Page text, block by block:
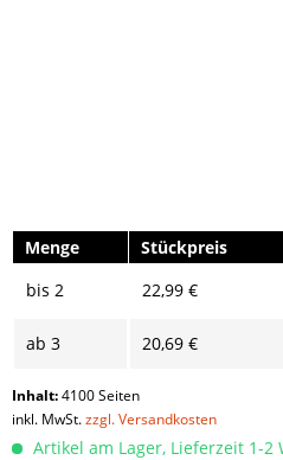
Menge Stückpreis
bis 2 22,99 €
ab 3 20,69 €
Inhalt:4100 Seiten
inkl. MwSt.zzgl. Versandkosten
Artikel am Lager, Lieferzeit 1-2